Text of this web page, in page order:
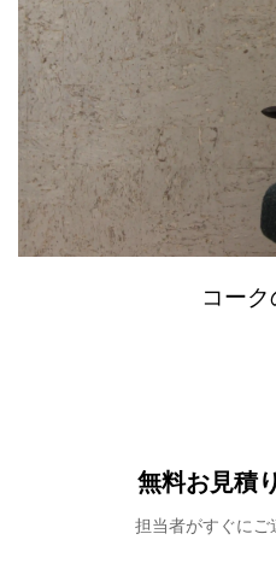
コー
無料お見積
担当者がすぐにご